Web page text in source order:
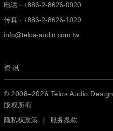
电话 · +886-2-8626-0920
传真 · +886-2-8626-1029
info@telos-audio.com.tw
资讯
© 2008–2026 Telos Audio Design.
版权所有
隐私权政策
｜ 服务条款